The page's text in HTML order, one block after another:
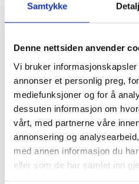
Samtykke
Denne nettsiden anvender
Vi bruker
annonser et personlig preg,
mediefunksjoner og for å
dessuten informasjon om
vårt, med partnerne våre
annonsering og
med annen informasjon du
eller som de har samlet inn